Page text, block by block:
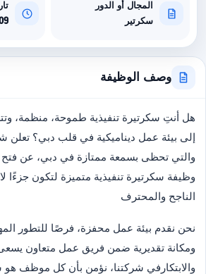
المجال أو الدور
سكرتير
وصف الوظيفة
هل أنتِ سكرتيرة تنفيذية طموحة، منظمة،
إلى بيئة عمل ديناميكية في قلب دبي؟ تعلن
والتي تحظى بسمعة ممتازة في دبي، عن فتح
وظيفة سكرتيرة تنفيذية متميزة لتكون جزءًا
الناجح والمحترف
نحن نقدم بيئة عمل محفزة، فرصًا للتطور
ومكانة تقديرية ضمن فريق عمل متعاون يسعى
والابتكار في شركتنا، نؤمن بأن كل موظف